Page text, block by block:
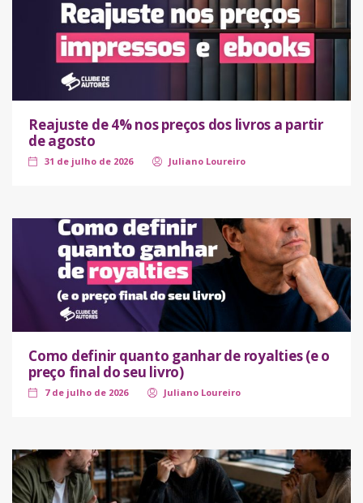
Reajuste de 4% nos preços dos livros a partir
de agosto
31 de julho de 2026 Juliano Loureiro
Como definir quanto ganhar de royalties (e o
preço final do seu livro)
7 de julho de 2026 Juliano Loureiro